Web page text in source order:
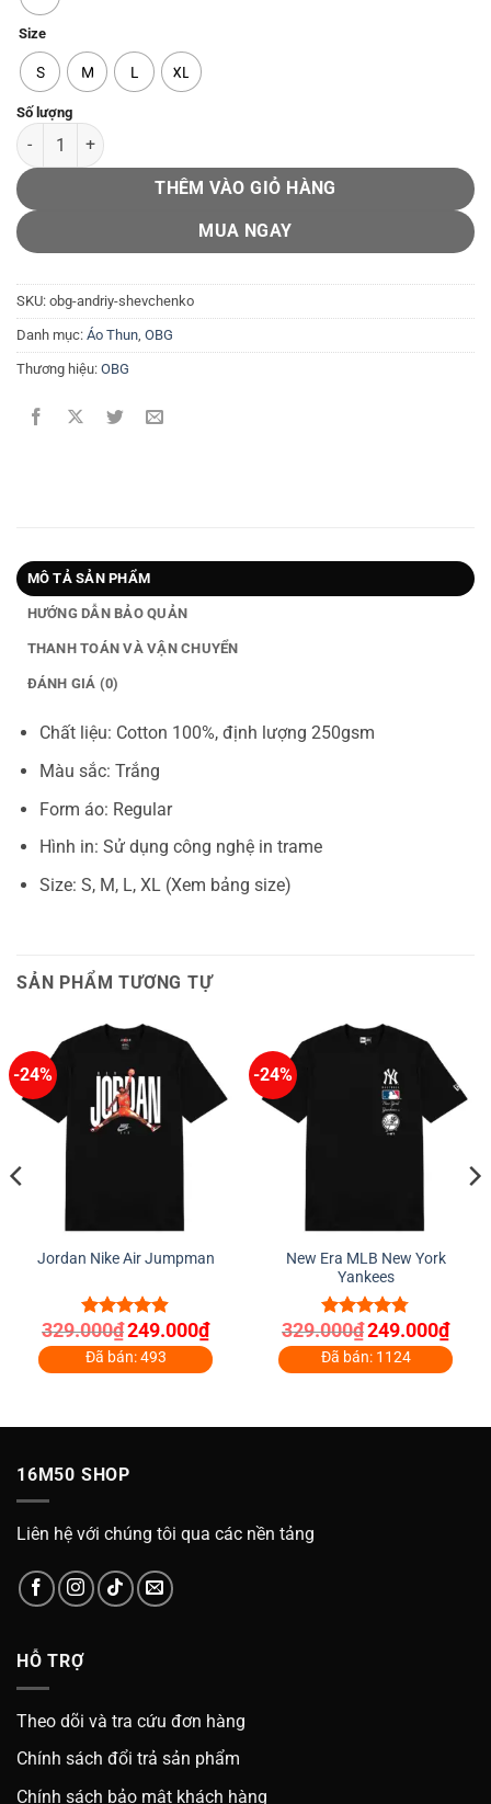
Size
S M L XL
OBG - Andriy Shevchenko số lượng
THÊM VÀO GIỎ HÀNG
MUA NGAY
SKU: obg-andriy-shevchenko
Danh mục: Áo Thun, OBG
Thương hiệu: OBG
MÔ TẢ SẢN PHẨM
HƯỚNG DẪN BẢO QUẢN
THANH TOÁN VÀ VẬN CHUYỂN
ĐÁNH GIÁ (0)
Chất liệu: Cotton 100%, định lượng 250gsm
Màu sắc: Trắng
Form áo: Regular
Hình in: Sử dụng công nghệ in trame
Size: S, M, L, XL (Xem bảng size)
SẢN PHẨM TƯƠNG TỰ
-24%
Jordan Nike Air Jumpman
4.86out of
5
329.000₫Giá
gốc
là:
329.000₫.
249.000₫Giá
hiện
tại
là:
Đã bán: 493
-24%
New Era MLB New York
Yankees
4.73out
of 5
329.000₫Giá
gốc
là:
329.000₫.
249.000₫Giá
hiện
tại
là:
Đã bán: 1124
16M50 SHOP
Liên hệ với chúng tôi qua các nền tảng
HỖ TRỢ
Theo dõi và tra cứu đơn hàng
Chính sách đổi trả sản phẩm
Chính sách bảo mật khách hàng